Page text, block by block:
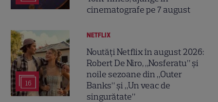
cinematografe pe 7 august
16
NETFLIX
Noutăți Netflix în august 2026:
Robert De Niro, „Nosferatu” și
noile sezoane din „Outer
Banks” și „Un veac de
singurătate”